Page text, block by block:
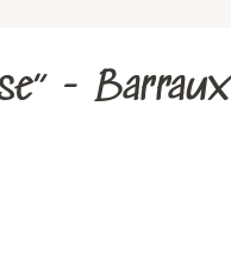
- Barraux